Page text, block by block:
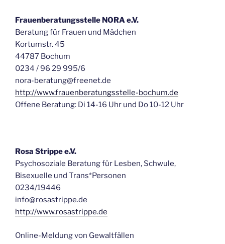
Frauenberatungsstelle NORA e.V.
Beratung für Frauen und Mädchen
Kortumstr. 45
44787 Bochum
0234 / 96 29 995/6
nora-beratung@freenet.de
http://www.frauenberatungsstelle-bochum.de
Offene Beratung: Di 14-16 Uhr und Do 10-12 Uhr
Rosa Strippe e.V.
Psychosoziale Beratung für Lesben, Schwule,
Bisexuelle und Trans*Personen
0234/19446
info@rosastrippe.de
http://www.rosastrippe.de
Online-Meldung von Gewaltfällen